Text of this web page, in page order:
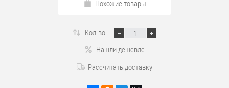
Похожие товары
Кол-во:
Нашли дешевле
Рассчитать доставку